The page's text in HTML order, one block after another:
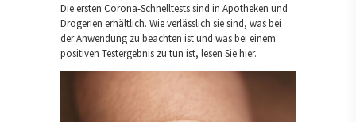
Die ersten Corona-Schnelltests sind in Apotheken und
Drogerien erhältlich. Wie verlässlich sie sind, was bei
der Anwendung zu beachten ist und was bei einem
positiven Testergebnis zu tun ist, lesen Sie hier.